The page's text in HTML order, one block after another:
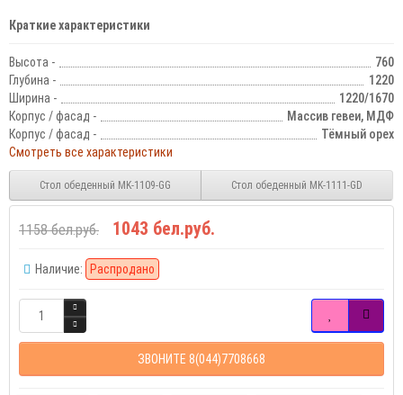
Краткие характеристики
Высота -
760
Глубина -
1220
Ширина -
1220/1670
Корпус / фасад -
Массив гевеи, МДФ
Корпус / фасад -
Тёмный орех
Смотреть все характеристики
Стол обеденный MK-1109-GG Стол обеденный MK-1111-GD
1158 бел.руб. 1043 бел.руб.
Наличие: Распродано
ЗВОНИТЕ 8(044)7708668